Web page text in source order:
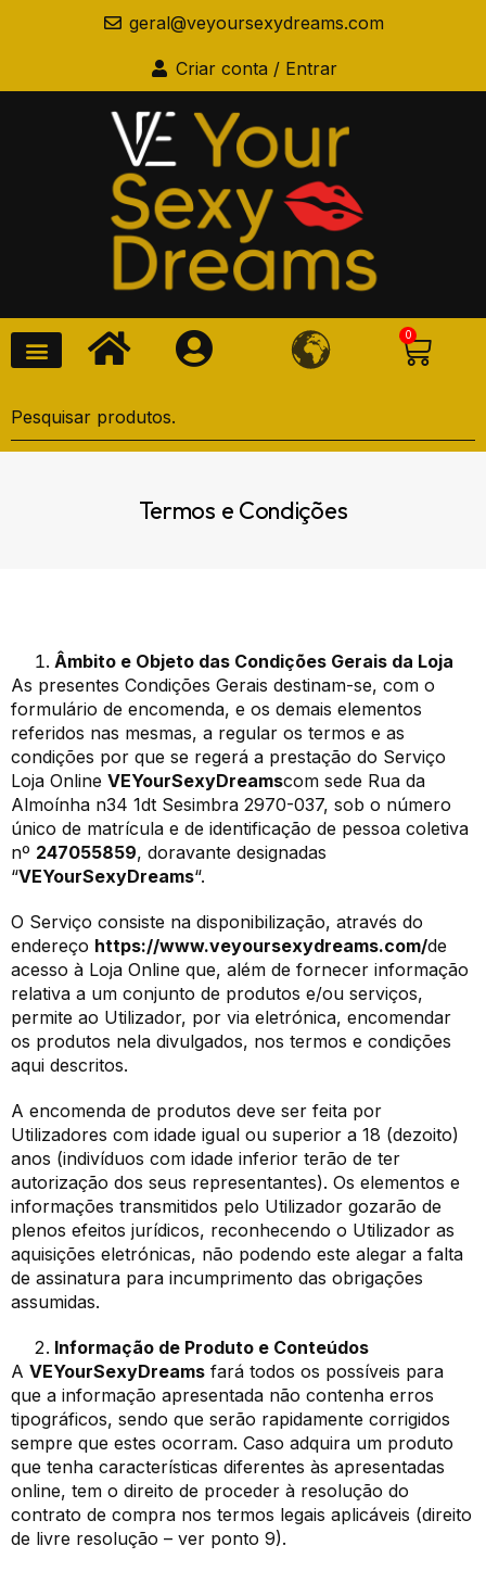
geral@veyoursexydreams.com
Criar conta / Entrar
0
Termos e Condições
Âmbito e Objeto das Condições Gerais da Loja
As presentes Condições Gerais destinam-se, com o
formulário de encomenda, e os demais elementos
referidos nas mesmas, a regular os termos e as
condições por que se regerá a prestação do Serviço
Loja Online VEYourSexyDreamscom sede Rua da
Almoínha n34 1dt Sesimbra 2970-037, sob o número
único de matrícula e de identificação de pessoa coletiva
nº 247055859, doravante designadas
“VEYourSexyDreams“.
O Serviço consiste na disponibilização, através do
endereço https://www.veyoursexydreams.com/de
acesso à Loja Online que, além de fornecer informação
relativa a um conjunto de produtos e/ou serviços,
permite ao Utilizador, por via eletrónica, encomendar
os produtos nela divulgados, nos termos e condições
aqui descritos.
A encomenda de produtos deve ser feita por
Utilizadores com idade igual ou superior a 18 (dezoito)
anos (indivíduos com idade inferior terão de ter
autorização dos seus representantes). Os elementos e
informações transmitidos pelo Utilizador gozarão de
plenos efeitos jurídicos, reconhecendo o Utilizador as
aquisições eletrónicas, não podendo este alegar a falta
de assinatura para incumprimento das obrigações
assumidas.
Informação de Produto e Conteúdos
A VEYourSexyDreams fará todos os possíveis para
que a informação apresentada não contenha erros
tipográficos, sendo que serão rapidamente corrigidos
sempre que estes ocorram. Caso adquira um produto
que tenha características diferentes às apresentadas
online, tem o direito de proceder à resolução do
contrato de compra nos termos legais aplicáveis (direito
de livre resolução – ver ponto 9).